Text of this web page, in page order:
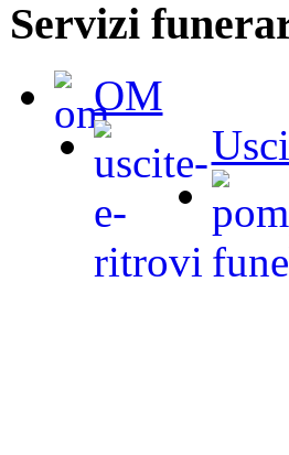
Servizi
OM